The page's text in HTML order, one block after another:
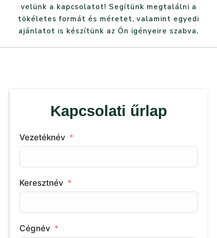
velünk a kapcsolatot! Segítünk megtalálni a
tökéletes formát és méretet, valamint egyedi
ajánlatot is készítünk az Ön igényeire szabva.
Kapcsolati űrlap
Vezetéknév
Keresztnév
Cégnév